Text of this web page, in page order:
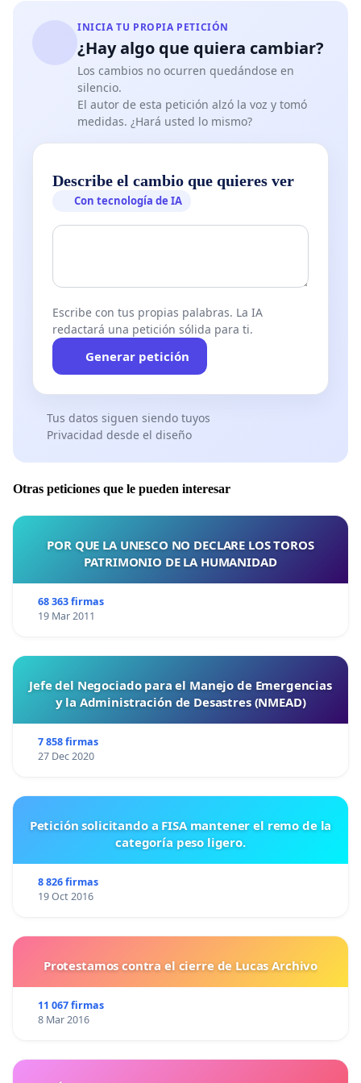
familias y docentes para debatir y votar de
forma transparente y con tiempo suficiente esta
propuesta.
• Que mientras no se cuente con un proceso
informado y participativo, no se implemente la
modificación del horario escolar para el próximo
curso.
INICIA TU PROPIA PETICIÓN
¿Hay algo que quiera cambiar?
Los cambios no ocurren quedándose en
silencio.
El autor de esta petición alzó la voz y tomó
medidas. ¿Hará usted lo mismo?
Describe el cambio que quieres ver
Con tecnología de IA
Escribe con tus propias palabras. La IA
redactará una petición sólida para ti.
Generar petición
Tus datos siguen siendo tuyos
Privacidad desde el diseño
Otras peticiones que le pueden interesar
POR QUE LA UNESCO NO DECLARE LOS TOROS
PATRIMONIO DE LA HUMANIDAD
68 363 firmas
19 Mar 2011
Jefe del Negociado para el Manejo de Emergencias
y la Administración de Desastres (NMEAD)
7 858 firmas
27 Dec 2020
Petición solicitando a FISA mantener el remo de la
categoría peso ligero.
8 826 firmas
19 Oct 2016
Protestamos contra el cierre de Lucas Archivo
11 067 firmas
8 Mar 2016